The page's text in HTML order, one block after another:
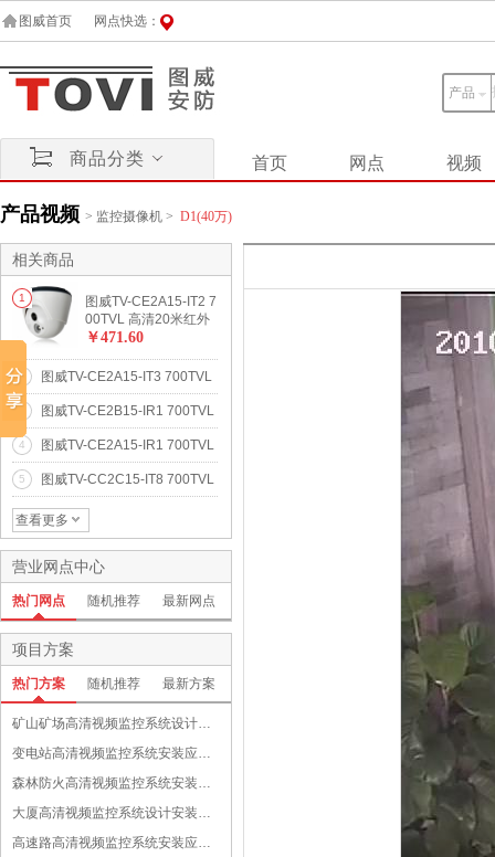
图威首页 网点快选：
产品
商品分类 首页 网点 视频
产品视频 > 监控摄像机 > D1(40万)
相关商品
图威TV-CE2A15-IT2 7
00TVL 高清20米红外
半球摄像机(1/3"Sony
￥471.60
1
图威TV-CE2A15-IT3 700TVL
高清30米红外半球摄像机(1/
3"Sony Effio-E DSP CCD 低
照度)
2
图威TV-CE2B15-IR1 700TVL
高清15米红外海螺摄像机(1/
3"Sony Effio-E DSP CCD 低
照度)
图威TV-CE2A15-IR1 700TVL
高清15米红外半球摄像机(1/
3"Sony Effio-E DSP CCD 低
照度)
4
图威TV-CC2C15-IT8 700TVL
高清80米点阵红外摄像机(1/
3"Sony Effio-E DSP CCD 低
照度)
5
查看更多
营业网点中心
热门网点 随机推荐 最新网点
项目方案
热门方案 随机推荐 最新方案
矿山矿场高清视频监控系统设计安装应用与功能设备选配方案
变电站高清视频监控系统安装应用与功能设备选配方案
森林防火高清视频监控系统安装应用与功能设备选配方案
大厦高清视频监控系统设计安装应用与功能介绍方案
高速路高清视频监控系统安装应用与功能设备选配方案